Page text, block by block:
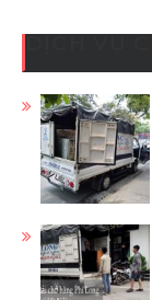
DỊCH VỤ